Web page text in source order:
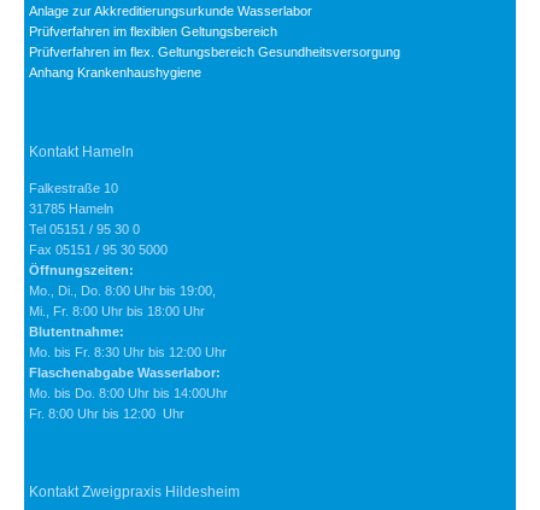
Anlage zur Akkreditierungsurkunde Wasserlabor
Prüfverfahren im flexiblen Geltungsbereich
Prüfverfahren im flex. Geltungsbereich Gesundheitsversorgung
Anhang Krankenhaushygiene
Kontakt Hameln
Falkestraße 10
31785 Hameln
Tel 05151 / 95 30 0
Fax 05151 / 95 30 5000
Öffnungszeiten:
Mo., Di., Do. 8:00 Uhr bis 19:00,
Mi., Fr. 8:00 Uhr bis 18:00 Uhr
Blutentnahme:
Mo. bis Fr. 8:30 Uhr bis 12:00 Uhr
Flaschenabgabe Wasserlabor:
Mo. bis Do. 8:00 Uhr bis 14:00Uhr
Fr. 8:00 Uhr bis 12:00 Uhr
Kontakt Zweigpraxis Hildesheim